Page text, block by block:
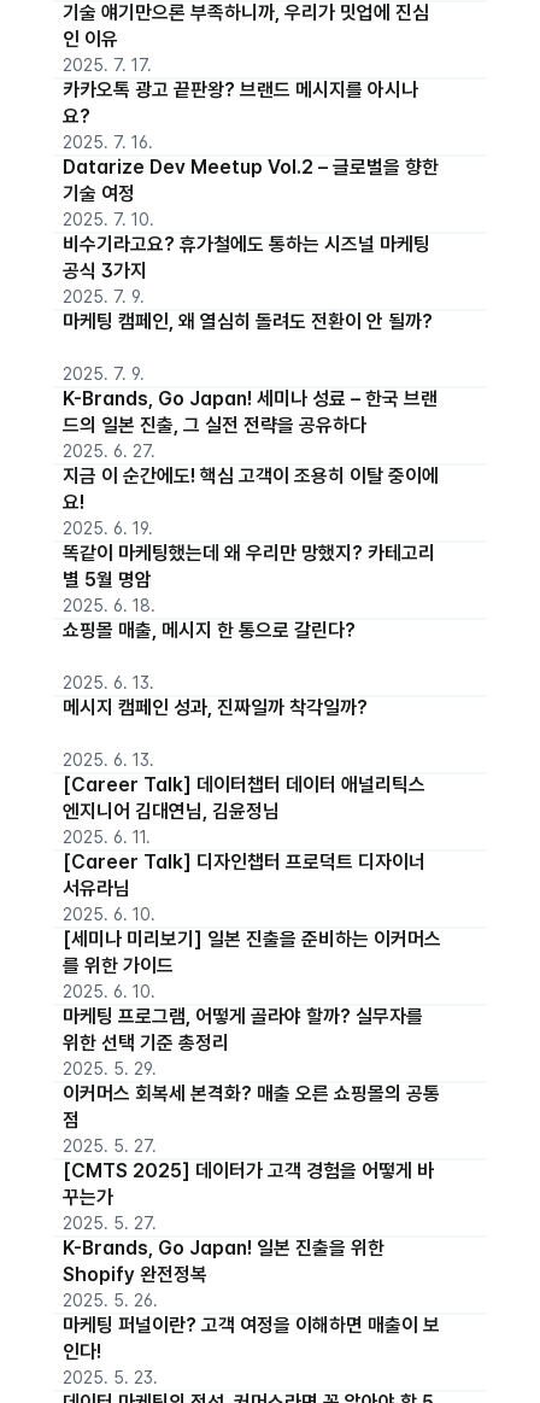
기술 얘기만으론 부족하니까, 우리가 밋업에 진심
인 이유
2025. 7. 17.
카카오톡 광고 끝판왕? 브랜드 메시지를 아시나
요?
2025. 7. 16.
Datarize Dev Meetup Vol.2 – 글로벌을 향한
기술 여정
2025. 7. 10.
비수기라고요? 휴가철에도 통하는 시즈널 마케팅
공식 3가지
2025. 7. 9.
마케팅 캠페인, 왜 열심히 돌려도 전환이 안 될까?
2025. 7. 9.
K-Brands, Go Japan! 세미나 성료 – 한국 브랜
드의 일본 진출, 그 실전 전략을 공유하다
2025. 6. 27.
지금 이 순간에도! 핵심 고객이 조용히 이탈 중이에
요!
2025. 6. 19.
똑같이 마케팅했는데 왜 우리만 망했지? 카테고리
별 5월 명암
2025. 6. 18.
쇼핑몰 매출, 메시지 한 통으로 갈린다?
2025. 6. 13.
메시지 캠페인 성과, 진짜일까 착각일까?
2025. 6. 13.
[Career Talk] 데이터챕터 데이터 애널리틱스
엔지니어 김대연님, 김윤정님
2025. 6. 11.
[Career Talk] 디자인챕터 프로덕트 디자이너
서유라님
2025. 6. 10.
[세미나 미리보기] 일본 진출을 준비하는 이커머스
를 위한 가이드
2025. 6. 10.
마케팅 프로그램, 어떻게 골라야 할까? 실무자를
위한 선택 기준 총정리
2025. 5. 29.
이커머스 회복세 본격화? 매출 오른 쇼핑몰의 공통
점
2025. 5. 27.
[CMTS 2025] 데이터가 고객 경험을 어떻게 바
꾸는가
2025. 5. 27.
K-Brands, Go Japan! 일본 진출을 위한
Shopify 완전정복
2025. 5. 26.
마케팅 퍼널이란? 고객 여정을 이해하면 매출이 보
인다!
2025. 5. 23.